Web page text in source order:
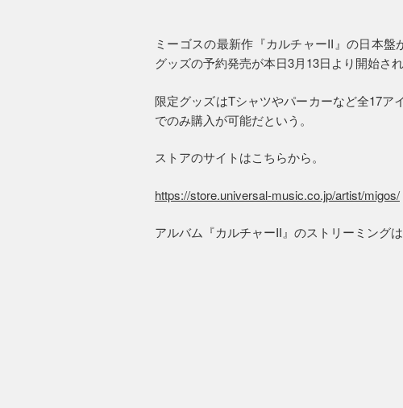
ミーゴスの最新作『カルチャーII』の日本
グッズの予約発売が本日3月13日より開始され
限定グッズはTシャツやパーカーなど全17
でのみ購入が可能だという。
ストアのサイトはこちらから。
https://store.universal-music.co.jp/artist/migos/
アルバム『カルチャーII』のストリーミングは